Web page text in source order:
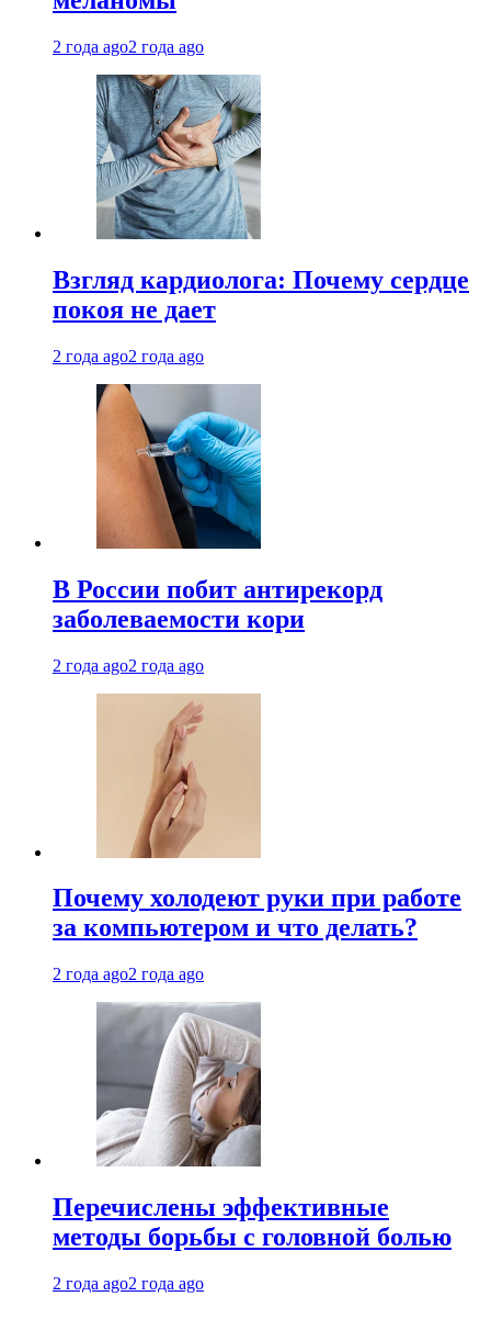
2 года ago2 года ago
Взгляд кардиолога: Почему сердце
покоя не дает
2 года ago2 года ago
В России побит антирекорд
заболеваемости кори
2 года ago2 года ago
Почему холодеют руки при работе
за компьютером и что делать?
2 года ago2 года ago
Перечислены эффективные
методы борьбы с головной болью
2 года ago2 года ago